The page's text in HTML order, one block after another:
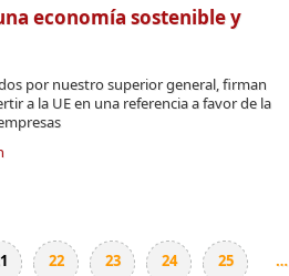
economía sostenible y
por nuestro superior general, firman
a la UE en una referencia a favor de la
22 23 24 25 …